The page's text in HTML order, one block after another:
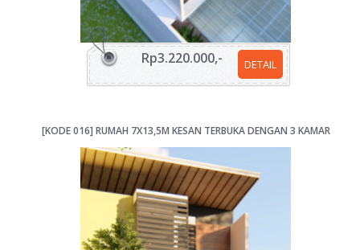
DETAIL
Rp3.220.000,-
[KODE 016] RUMAH 7X13,5M KESAN TERBUKA DENGAN 3 KAMAR